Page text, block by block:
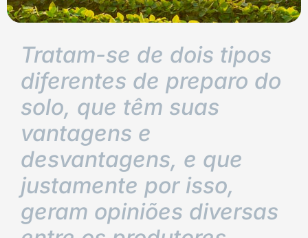
Tratam-se de dois tipos
diferentes de preparo do
solo, que têm suas
vantagens e
desvantagens, e que
justamente por isso,
geram opiniões diversas